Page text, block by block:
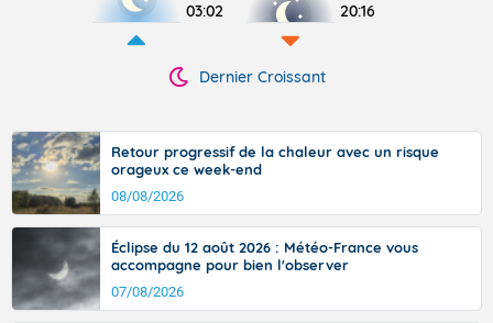
03:02 20:16
Dernier Croissant
Retour progressif de la chaleur avec un risque
orageux ce week-end
08/08/2026
Éclipse du 12 août 2026 : Météo-France vous
accompagne pour bien l'observer
07/08/2026